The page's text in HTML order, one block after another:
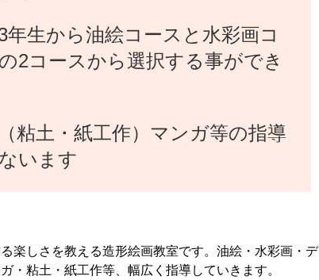
年生から油絵コースと水彩画コ
2コースから選択する事ができ
粘土・紙工作）マンガ等の指導
います
楽しさを教える造形絵画教室です。油絵・水彩画・デ
・粘土・紙工作等、幅広く指導していきます。